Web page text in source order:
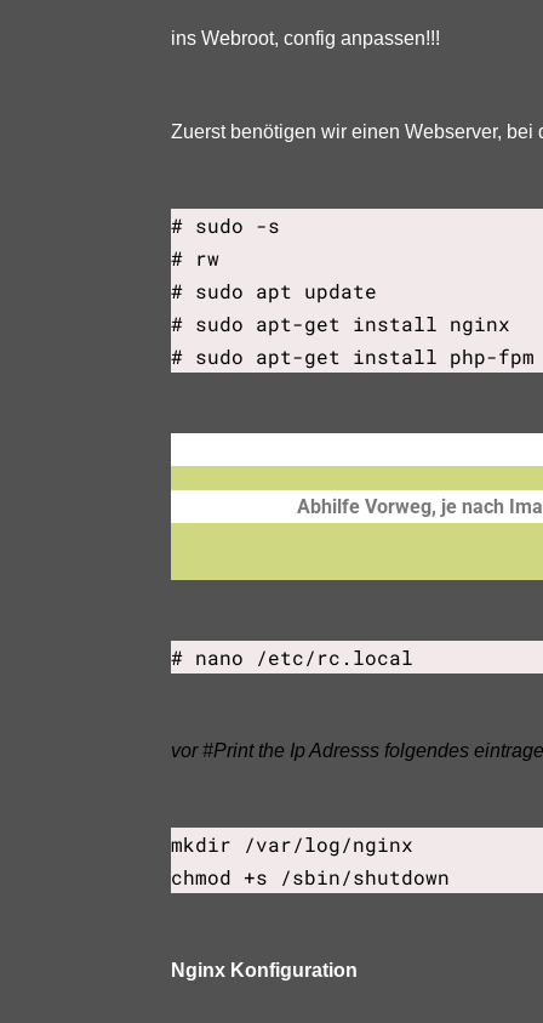
ins Webroot, config anpassen!!!
Zuerst benötigen wir einen Webserver,
# sudo -s
# rw
# sudo apt update
# sudo apt-get install nginx
# sudo apt-get install php-fpm
Abhilfe Vorweg, je nach
# nano /etc/rc.local
vor #Print the Ip Adresss folgendes
mkdir /var/log/nginx
chmod +s /sbin/shutdown
Nginx Konfiguration